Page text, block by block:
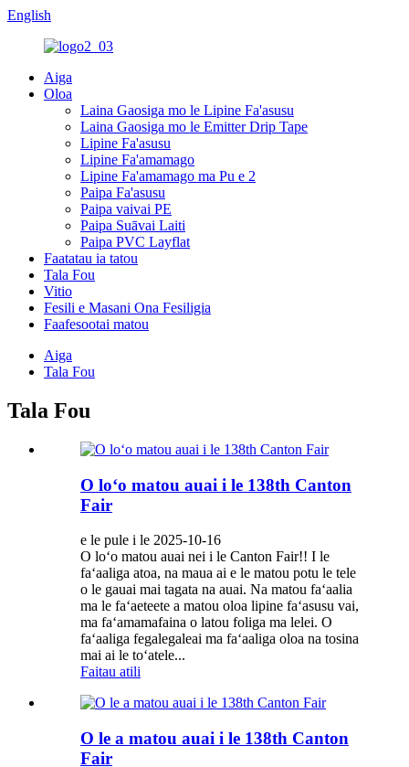
English
Aiga
Oloa
Laina Gaosiga mo le Lipine Fa'asusu
Laina Gaosiga mo le Emitter Drip Tape
Lipine Fa'asusu
Lipine Fa'amamago
Lipine Fa'amamago ma Pu e 2
Paipa Fa'asusu
Paipa vaivai PE
Paipa Suāvai Laiti
Paipa PVC Layflat
Faatatau ia tatou
Tala Fou
Vitio
Fesili e Masani Ona Fesiligia
Faafesootai matou
Aiga
Tala Fou
Tala Fou
O loʻo matou auai i le 138th Canton
Fair
e le pule i le 2025-10-16
O loʻo matou auai nei i le Canton Fair!! I le
faʻaaliga atoa, na maua ai e le matou potu le tele
o le gauai mai tagata na auai. Na matou faʻaalia
ma le faʻaeteete a matou oloa lipine faʻasusu vai,
ma faʻamamafaina o latou foliga ma lelei. O
faʻaaliga fegalegaleai ma faʻaaliga oloa na tosina
mai ai le toʻatele...
Faitau atili
O le a matou auai i le 138th Canton
Fair